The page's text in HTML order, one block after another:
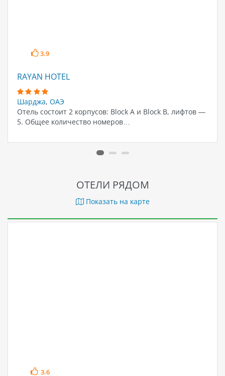
3.9
RAYAN HOTEL
Шарджа, ОАЭ
Отель состоит 2 корпусов: Block A и Block B, лифтов —
5. Общее количество номеров…
ОТЕЛИ РЯДОМ
Показать на карте
3.6